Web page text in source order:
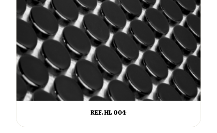
REF. HL 004